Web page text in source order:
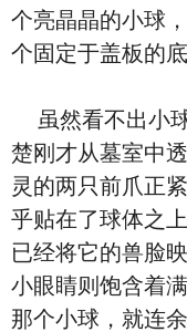
个亮晶晶的小球
个固定于盖板的底
虽然看不出小
楚刚才从墓室中
灵的两只前爪正
乎贴在了球体之
已经将它的兽脸
小眼睛则饱含着
那个小球，就连